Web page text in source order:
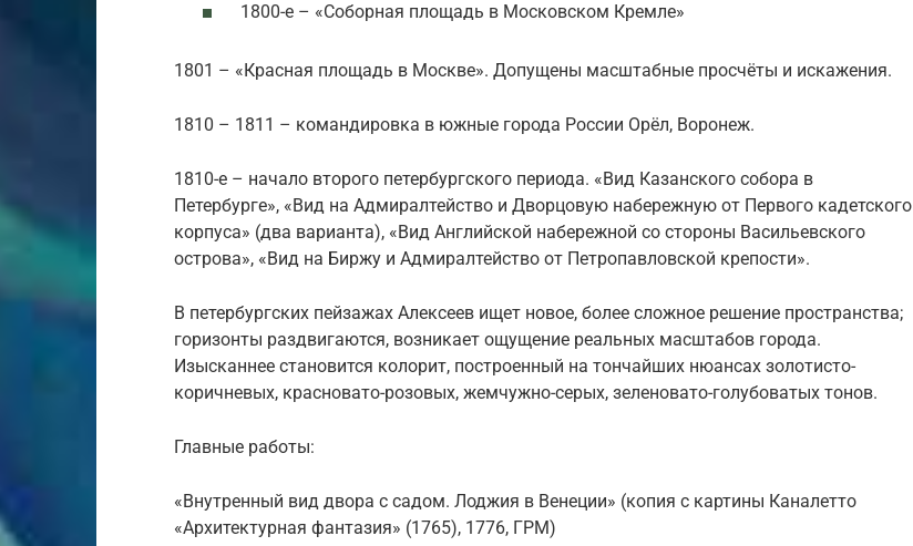
1800-е – «Соборная площадь в Московском Кремле»
1801 – «Красная площадь в Москве». Допущены масштабные просчёты и искажения.
1810 – 1811 – командировка в южные города России Орёл, Воронеж.
1810-е – начало второго петербургского периода. «Вид Казанского собора в
Петербурге», «Вид на Адмиралтейство и Дворцовую набережную от Первого кадетского
корпуса» (два варианта), «Вид Английской набережной со стороны Васильевского
острова», «Вид на Биржу и Адмиралтейство от Петропавловской крепости».
В петербургских пейзажах Алексеев ищет новое, более сложное решение пространства;
горизонты раздвигаются, возникает ощущение реальных масштабов города.
Изысканнее становится колорит, построенный на тончайших нюансах золотисто-
коричневых, красновато-розовых, жемчужно-серых, зеленовато-голубоватых тонов.
Главные работы:
«Внутренный вид двора с садом. Лоджия в Венеции» (копия с картины Каналетто
«Архитектурная фантазия» (1765), 1776, ГРМ)